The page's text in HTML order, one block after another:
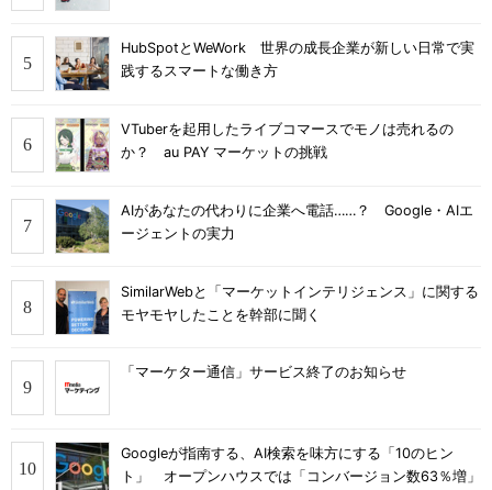
HubSpotとWeWork 世界の成長企業が新しい日常で実
践するスマートな働き方
VTuberを起用したライブコマースでモノは売れるの
か？ au PAY マーケットの挑戦
AIがあなたの代わりに企業へ電話……？ Google・AIエ
ージェントの実力
SimilarWebと「マーケットインテリジェンス」に関する
モヤモヤしたことを幹部に聞く
「マーケター通信」サービス終了のお知らせ
Googleが指南する、AI検索を味方にする「10のヒン
ト」 オープンハウスでは「コンバージョン数63％増」